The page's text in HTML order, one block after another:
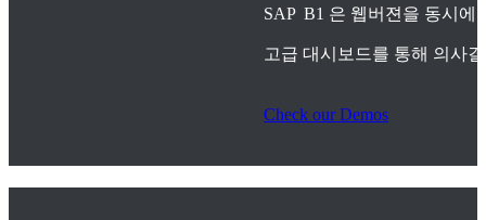
SAP B1 은 웹버젼을 동시에
고급 대시보드를 통해 의사
Check our Demos